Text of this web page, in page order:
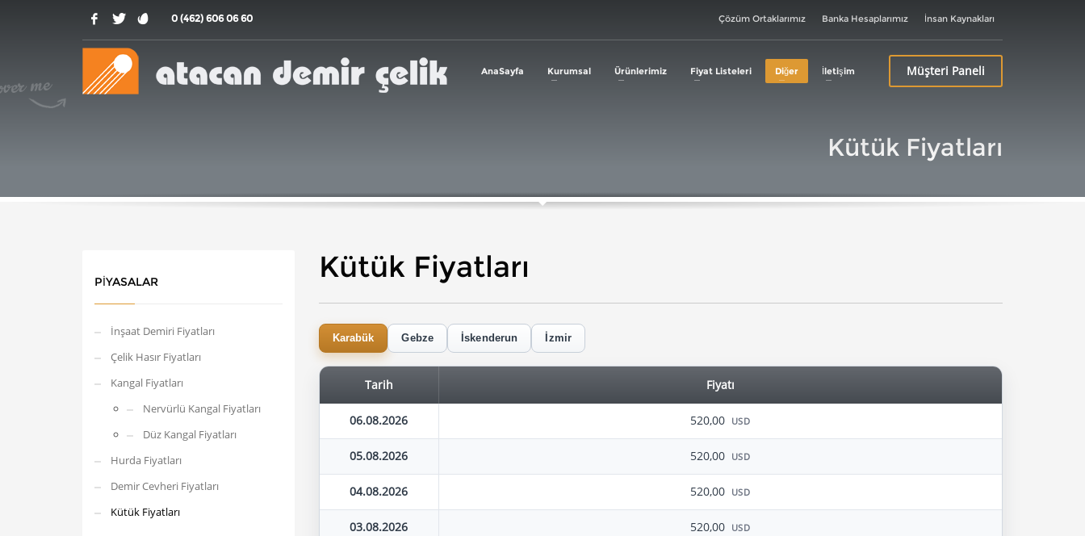
0 (462) 606 06 60 Çözüm Ortaklarımız Banka Hesaplarımız İnsan Kaynakları
AnaSayfa Kurumsal Ürünlerimiz Fiyat Listeleri Diğer İletişim Müşteri Paneli
Kütük Fiyatları
Kütük Fiyatları
Karabük Gebze İskenderun İzmir
Tarih Fiyatı
06.08.2026 520,00 USD
05.08.2026 520,00 USD
04.08.2026 520,00 USD
03.08.2026 520,00 USD
PIYASALAR
İnşaat Demiri Fiyatları
Çelik Hasır Fiyatları
Kangal Fiyatları
Nervürlü Kangal Fiyatları
Düz Kangal Fiyatları
Hurda Fiyatları
Demir Cevheri Fiyatları
Kütük Fiyatları